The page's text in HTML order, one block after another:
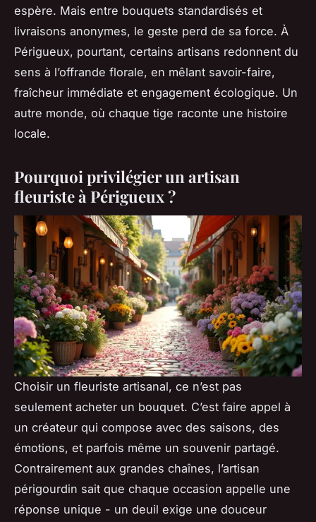
espère. Mais entre bouquets standardisés et
livraisons anonymes, le geste perd de sa force. À
Périgueux, pourtant, certains artisans redonnent du
sens à l’offrande florale, en mêlant savoir-faire,
fraîcheur immédiate et engagement écologique. Un
autre monde, où chaque tige raconte une histoire
locale.
Pourquoi privilégier un artisan
fleuriste à Périgueux ?
Choisir un fleuriste artisanal, ce n’est pas
seulement acheter un bouquet. C’est faire appel à
un créateur qui compose avec des saisons, des
émotions, et parfois même un souvenir partagé.
Contrairement aux grandes chaînes, l’artisan
périgourdin sait que chaque occasion appelle une
réponse unique - un deuil exige une douceur